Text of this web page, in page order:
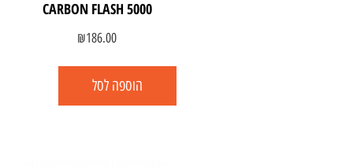
CARBON FLASH 5000
₪186.00
הוספה לסל